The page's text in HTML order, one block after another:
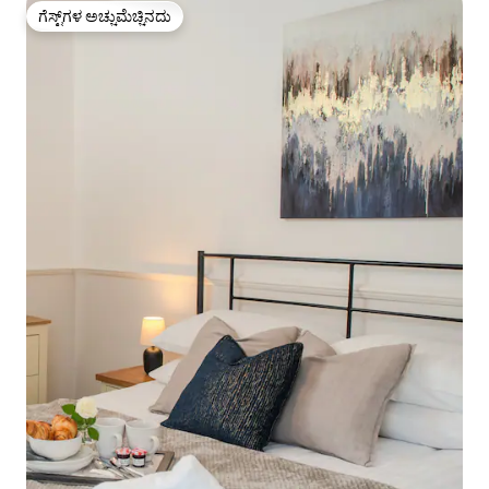
ಗೆಸ್ಟ್‌ಗಳ ಅಚ್ಚುಮೆಚ್ಚಿನದು
ಗೆಸ್ಟ್‌ಗಳ ಅಚ್ಚುಮೆಚ್ಚಿನದು